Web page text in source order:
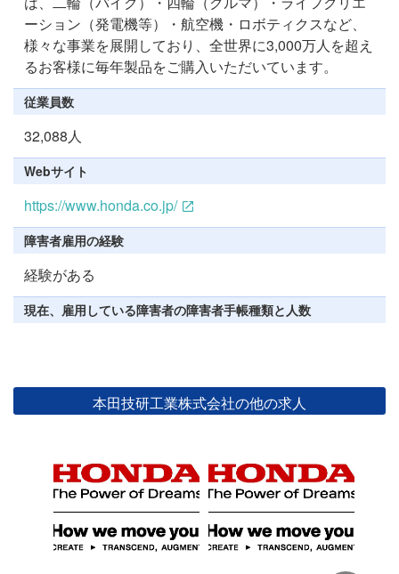
ーション（発電機等）・航空機・ロボティクスなど、
様々な事業を展開しており、全世界に3,000万人を超え
るお客様に毎年製品をご購入いただいています。
従業員数
32,088人
Webサイト
https://www.honda.co.jp/
障害者雇用の経験
経験がある
現在、雇用している障害者の障害者手帳種類と人数
本田技研工業株式会社の他の求人